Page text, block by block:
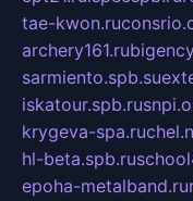
tae-kwon.ru
archery161.ru
sarmiento.spb.su
iskatour.spb.ru
krygeva-spa.ru
hl-beta.spb.ru
epoha-metalband.ru